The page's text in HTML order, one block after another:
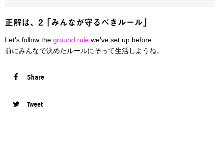
正解は、2「みんなが守るべきルール」
Let’s follow the ground rule we’ve set up before.
前にみんなで決めたルールにそって生活しようね。
Share
Tweet